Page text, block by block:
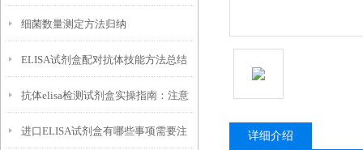
意事项
细菌数量测定方法归纳
ELISA试剂盒配对抗体技能方法总结
抗体elisa检测试剂盒实操指南：注意
事项藏着哪些关键细节？
进口ELISA试剂盒有哪些事项需要注 详细介绍